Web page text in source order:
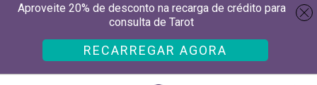
Aproveite 20% de desconto na recarga de crédito para
consulta de Tarot
RECARREGAR AGORA